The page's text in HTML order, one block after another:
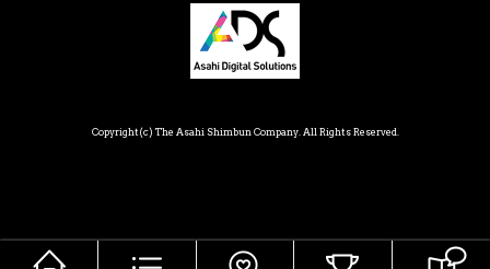
Copyright(c) The Asahi Shimbun Company. All Rights Reserved.